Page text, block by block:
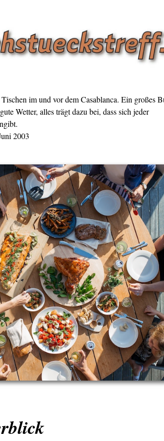
im und vor dem Casablanca. Ein großes
Wetter, alles trägt dazu bei, dass sich jeder
2003